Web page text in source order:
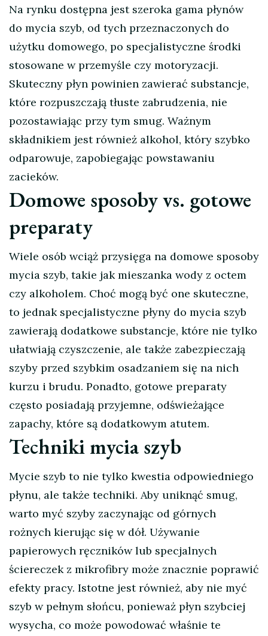
Na rynku dostępna jest szeroka gama płynów
do mycia szyb, od tych przeznaczonych do
użytku domowego, po specjalistyczne środki
stosowane w przemyśle czy motoryzacji.
Skuteczny płyn powinien zawierać substancje,
które rozpuszczają tłuste zabrudzenia, nie
pozostawiając przy tym smug. Ważnym
składnikiem jest również alkohol, który szybko
odparowuje, zapobiegając powstawaniu
zacieków.
Domowe sposoby vs. gotowe
preparaty
Wiele osób wciąż przysięga na domowe sposoby
mycia szyb, takie jak mieszanka wody z octem
czy alkoholem. Choć mogą być one skuteczne,
to jednak specjalistyczne płyny do mycia szyb
zawierają dodatkowe substancje, które nie tylko
ułatwiają czyszczenie, ale także zabezpieczają
szyby przed szybkim osadzaniem się na nich
kurzu i brudu. Ponadto, gotowe preparaty
często posiadają przyjemne, odświeżające
zapachy, które są dodatkowym atutem.
Techniki mycia szyb
Mycie szyb to nie tylko kwestia odpowiedniego
płynu, ale także techniki. Aby uniknąć smug,
warto myć szyby zaczynając od górnych
rożnych kierując się w dół. Używanie
papierowych ręczników lub specjalnych
ściereczek z mikrofibry może znacznie poprawić
efekty pracy. Istotne jest również, aby nie myć
szyb w pełnym słońcu, ponieważ płyn szybciej
wysycha, co może powodować właśnie te